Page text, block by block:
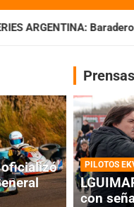
recibe la fecha
oficializó
Prensas
PILOTOS
con